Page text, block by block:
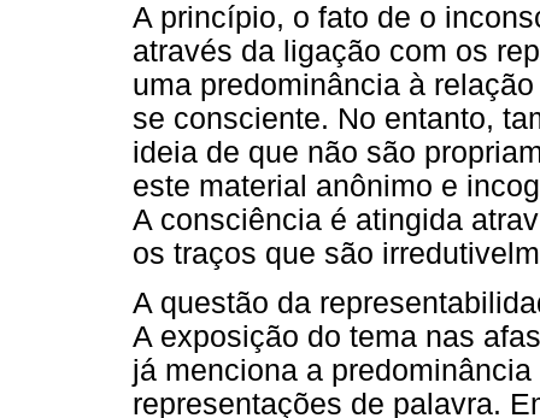
A princípio, o fato de o
através da ligação com os
uma predominância à
se consciente. No entanto,
ideia de que não são
este material anônimo e
A consciência é atingida
os traços que são
A questão da
A exposição do tema nas
já menciona a
representações de palavra.